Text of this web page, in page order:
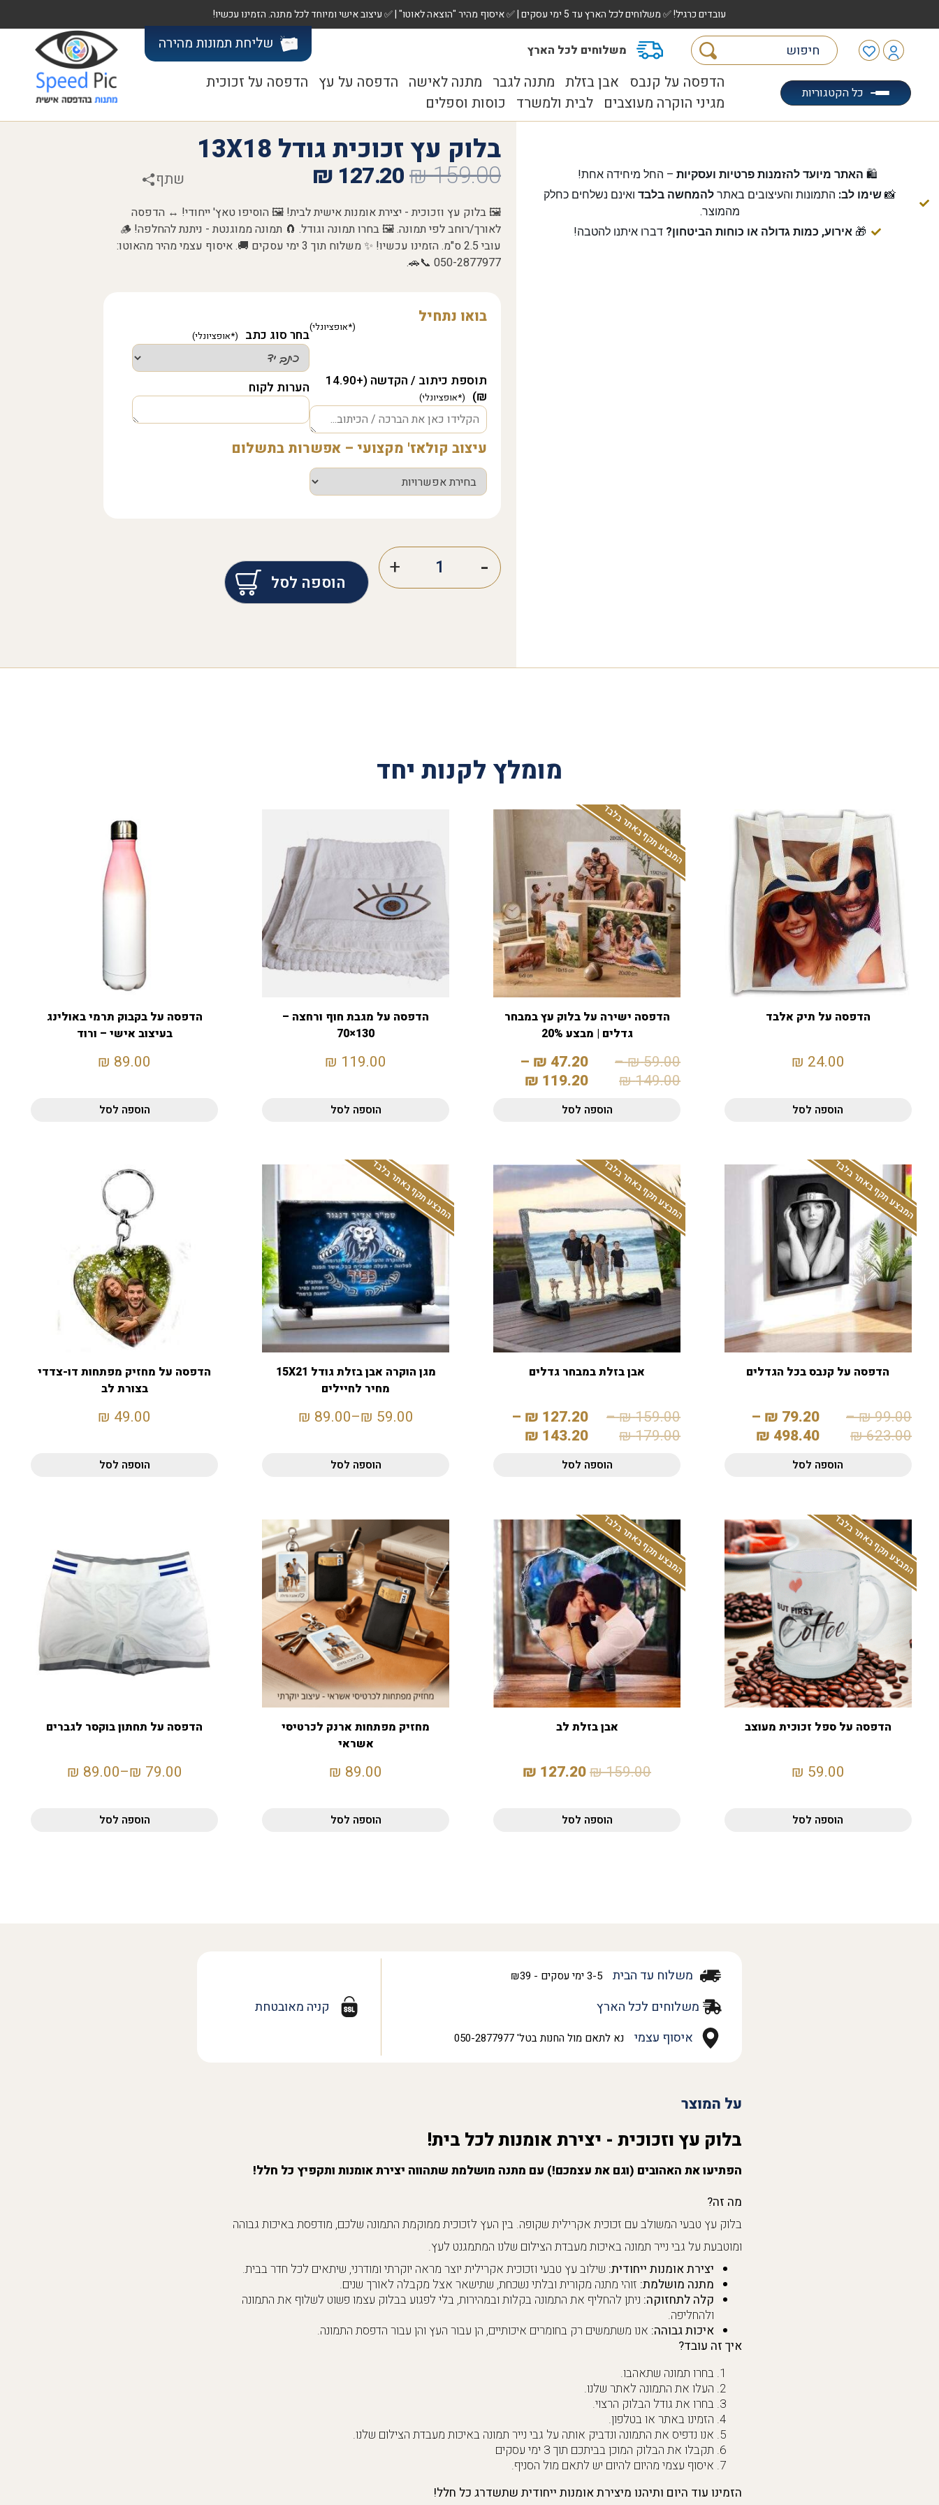
עובדים כרגיל! ✅ משלוחים לכל הארץ עד 5 ימי עסקים | ✅ איסוף מהיר "הוצאה לאוטו" | ✅ עיצוב אישי ומיוחד לכל מתנה. הזמינו עכשיו!
משלוחים לכל הארץ שליחת תמונות מהירה
כל הקטגוריות
הדפסה על קנבס אבן בזלת מתנה לגבר מתנה לאישה הדפסה על עץ הדפסה על זכוכית
מגיני הוקרה מעוצבים לבית ולמשרד כוסות וספלים
🛍️ האתר מיועד להזמנות פרטיות ועסקיות– החל מיחידה אחת!
📸 שימו לב: התמונות והעיצובים באתר להמחשה בלבדואינם נשלחים כחלק
מהמוצר.
🎁אירוע, כמות גדולה או כוחות הביטחון? דברו איתנו להטבה!
בלוק עץ זכוכית גודל 13X18
159.00
₪
127.20
₪ שתף
🖼️ בלוק עץ וזכוכית - יצירת אומנות אישית לבית! 🖼️ הוסיפו טאץ' ייחודי! ↔️ הדפסה
לאורך/רוחב לפי תמונה. 🖼️ בחרו תמונה וגודל. 🧲 תמונה ממוגנטת - ניתנת להחלפה! 🪵
עובי 2.5 ס"מ. הזמינו עכשיו! ✨ משלוח תוך 3 ימי עסקים 🚚. איסוף עצמי מהיר מהאוטו:
050-2877977 📞🚗.
בואו נתחיל
תוספת כיתוב / הקדשה (+14.90
₪)
בחר סוג כתב
הערות לקוח
עיצוב קולאז' מקצועי – אפשרות בתשלום
הוספה לסל
מומלץ לקנות יחד
הדפסה על תיק אלבד
24.00
₪
הוספה לסל
המבצע תקף באתר בלבד
הדפסה ישירה על בלוק עץ במבחר
גדלים | מבצע 20%
59.00
₪
–
149.00
₪
47.20
₪
–
119.20
₪
הוספה לסל
הדפסה על מגבת חוף ורחצה –
130×70
119.00
₪
הוספה לסל
הדפסה על בקבוק תרמי באולינג
בעיצוב אישי – ורוד
89.00
₪
הוספה לסל
המבצע תקף באתר בלבד
הדפסה על קנבס בכל הגדלים
99.00
₪
–
623.00
₪
79.20
₪
–
498.40
₪
הוספה לסל
המבצע תקף באתר בלבד
אבן בזלת במבחר גדלים
159.00
₪
–
179.00
₪
127.20
₪
–
143.20
₪
הוספה לסל
המבצע תקף באתר בלבד
מגן הוקרה אבן בזלת גודל 15X21
מחיר לחיילים
59.00
₪
–
89.00
₪
הוספה לסל
הדפסה על מחזיק מפתחות דו-צדדי
בצורת לב
49.00
₪
הוספה לסל
המבצע תקף באתר בלבד
הדפסה על ספל זכוכית מעוצב
59.00
₪
הוספה לסל
המבצע תקף באתר בלבד
אבן בזלת לב
159.00
₪
127.20
₪
הוספה לסל
מחזיק מפתחות ארנק לכרטיסי
אשראי
89.00
₪
הוספה לסל
הדפסה על תחתון בוקסר לגברים
79.00
₪
–
89.00
₪
הוספה לסל
משלוח עד הבית 3-5 ימי עסקים - ₪39
משלוחים לכל הארץ
איסוף עצמי
נא לתאם מול החנות בטל' 050-2877977
קניה מאובטחת
על המוצר
בלוק עץ וזכוכית - יצירת אומנות לכל בית!
הפתיעו את האהובים (וגם את עצמכם!) עם מתנה מושלמת שתהווה יצירת אומנות ותקפיץ כל חלל!
מה זה?
בלוק עץ טבעי המשולב עם זכוכית אקרילית שקופה. בין העץ לזכוכית ממוקמת התמונה שלכם, מודפסת באיכות גבוהה
ומוטבעת על גבי נייר תמונה באיכות מעבדת הצילום שלנו המתמגנט לעץ.
יצירת אומנות ייחודית: שילוב עץ טבעי וזכוכית אקרילית יוצר מראה יוקרתי ומודרני, שיתאים לכל חדר בבית.
מתנה מושלמת: זוהי מתנה מקורית ובלתי נשכחת, שתישאר אצל מקבלה לאורך שנים.
קלה לתחזוקה: ניתן להחליף את התמונה בקלות ובמהירות, בלי לפגוע בבלוק עצמו פשוט לשלוף את התמונה
ולהחליפה.
איכות גבוהה: אנו משתמשים רק בחומרים איכותיים, הן עבור העץ והן עבור הדפסת התמונה.
איך זה עובד?
בחרו תמונה שתאהבו.
העלו את התמונה לאתר שלנו.
בחרו את גודל הבלוק הרצוי.
הזמינו באתר או בטלפון.
אנו נדפיס את התמונה ונדביק אותה על גבי נייר תמונה באיכות מעבדת הצילום שלנו.
תקבלו את הבלוק המוכן בביתכם תוך 3 ימי עסקים
איסוף עצמי מהיום להיום יש לתאם מול הסניף.
הזמינו עוד היום ותיהנו מיצירת אומנות ייחודית שתשדרג כל חלל!